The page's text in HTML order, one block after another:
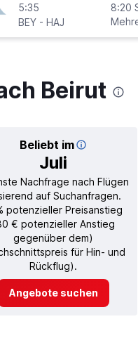
5:35
BEY- HAJ
8:20
Beirut
Beliebt im
Juli
Nachfrage nach Flügen
auf Suchanfragen.
potenzieller Preisanstieg
€ potenzieller Anstieg
gegenüber dem)
für Hin- und
Rückflug).
Angebote suchen